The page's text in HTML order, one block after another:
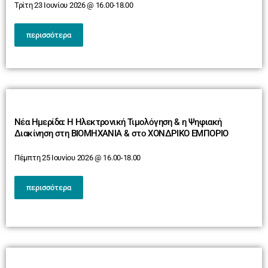
Τρίτη 23 Ιουνίου 2026 @ 16.00-18.00
περισσότερα
Νέα Ημερίδα: Η Ηλεκτρονική Τιμολόγηση & η Ψηφιακή
Διακίνηση στη BIOMHXANIA & στο ΧΟΝΔΡΙΚΟ ΕΜΠΟΡΙΟ
Πέμπτη 25 Ιουνίου 2026 @ 16.00-18.00
περισσότερα